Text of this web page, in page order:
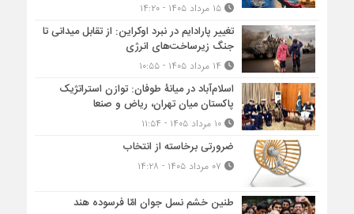
۱۵ مرداد ۱۴۰۵ - ۱۴:۲۰
تغییر پارادایم در نبرد اوکراین: از تقابل میدانی تا
جنگ زیرساخت‌های انرژی
اسلام‌آباد در میانۀ طوفان: توازن استراتژیک
پاکستان میان تهران، ریاض و صنعا
۱۰ مرداد ۱۴۰۵ - ۱۱:۵۴
ضرورتی برخاسته از انتخاب
طنین خشم نسل جوان امّا فرسوده هند